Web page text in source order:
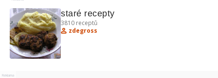
staré recepty
3810 receptů
zdegross
Reklama